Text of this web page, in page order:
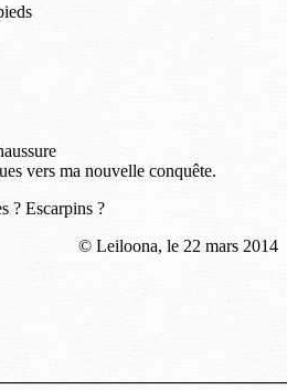
vers ma nouvelle conquête.
? Escarpins ?
© Leiloona, le 22 mars 2014